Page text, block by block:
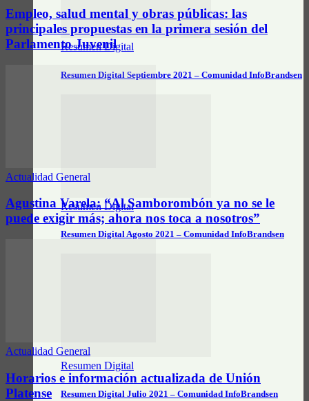
Resumen Digital
Resumen Digital Septiembre 2021 – Comunidad InfoBrandsen
Resumen Digital
Resumen Digital Agosto 2021 – Comunidad InfoBrandsen
Resumen Digital
Resumen Digital Julio 2021 – Comunidad InfoBrandsen
Empleo, salud mental y obras públicas: las
principales propuestas en la primera sesión del
Parlamento Juvenil
Actualidad General
Agustina Varela: “Al Samborombón ya no se le
puede exigir más; ahora nos toca a nosotros”
Actualidad General
Horarios e información actualizada de Unión
Platense